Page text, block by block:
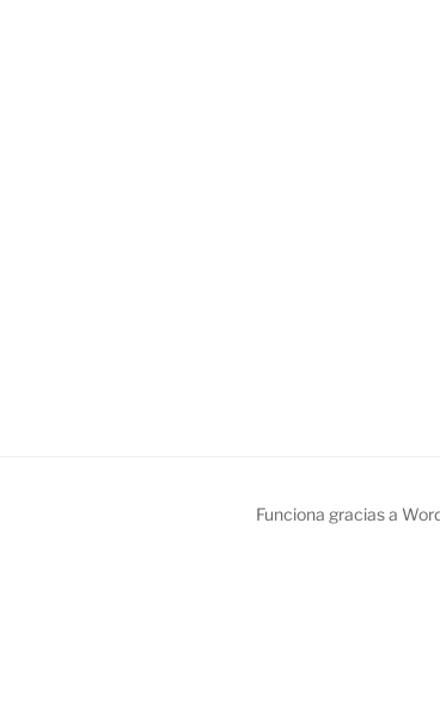
Funciona gracias a